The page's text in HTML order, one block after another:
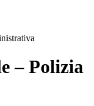
– Polizia